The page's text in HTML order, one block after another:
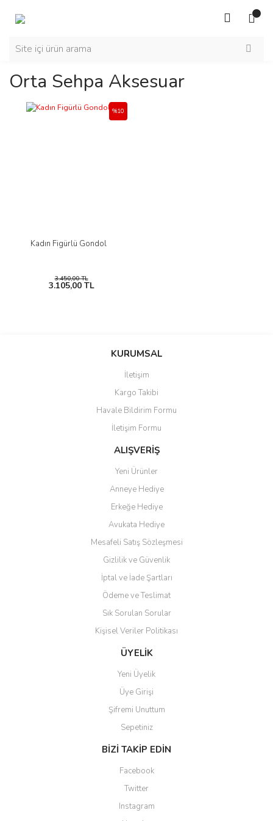
Orta Sehpa Aksesuar
Kadın Figürlü Gondol
%10
3.450,00 TL
3.105,00 TL
KURUMSAL
İletişim
Kargo Takibi
Havale Bildirim Formu
İletişim Formu
ALIŞVERİŞ
Yeni Ürünler
Anneye Hediye
Erkeğe Hediye
Avukata Hediye
Mesafeli Satış Sözleşmesi
Gizlilik ve Güvenlik
İptal ve İade Şartları
Ödeme ve Teslimat
Sık Sorulan Sorular
Kişisel Veriler Politikası
ÜYELİK
Yeni Üyelik
Üye Girişi
Şifremi Unuttum
Sepetiniz
BİZİ TAKİP EDİN
Facebook
Twitter
Instagram